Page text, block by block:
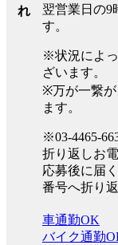
れ
翌営業日の9
す。
※状況によ
ざいます。
※万が一繋が
ます。
※03-4465-
折り返しお
応募後に届
番号へ折り
車通勤OK
バイク通勤